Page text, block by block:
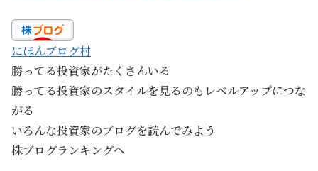
にほんブログ村
勝ってる投資家がたくさんいる
勝ってる投資家のスタイルを見るのもレベルアップにつな
がる
いろんな投資家のブログを読んでみよう
株ブログランキングへ